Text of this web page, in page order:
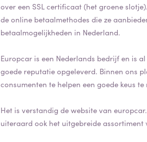
over een SSL certificaat (het groene
de online betaalmethodes die ze
betaalmogelijkheden in Nederland.
Europcar is een Nederlands bedrijf en is
goede reputatie opgeleverd. Binnen ons
consumenten te helpen een goede keus
Het is verstandig de website van
uiteraard ook het uitgebreide assortiment